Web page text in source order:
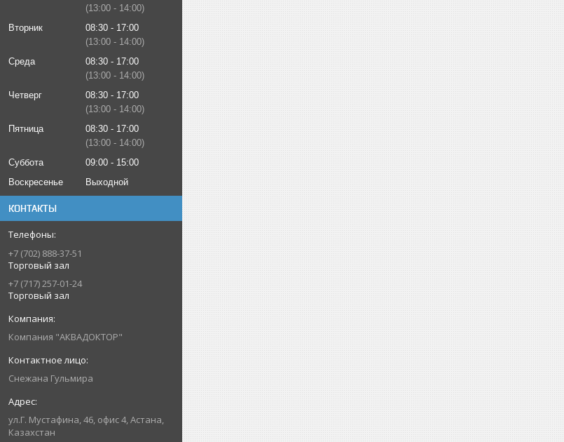
13:00
14:00
Вторник
08:30
17:00
13:00
14:00
Среда
08:30
17:00
13:00
14:00
Четверг
08:30
17:00
13:00
14:00
Пятница
08:30
17:00
13:00
14:00
Суббота
09:00
15:00
Воскресенье
Выходной
КОНТАКТЫ
+7 (702) 888-37-51
Торговый зал
+7 (717) 257-01-24
Торговый зал
Компания "АКВАДОКТОР"
Снежана Гульмира
ул.Г. Мустафина, 46, офис 4, Астана,
Казахстан